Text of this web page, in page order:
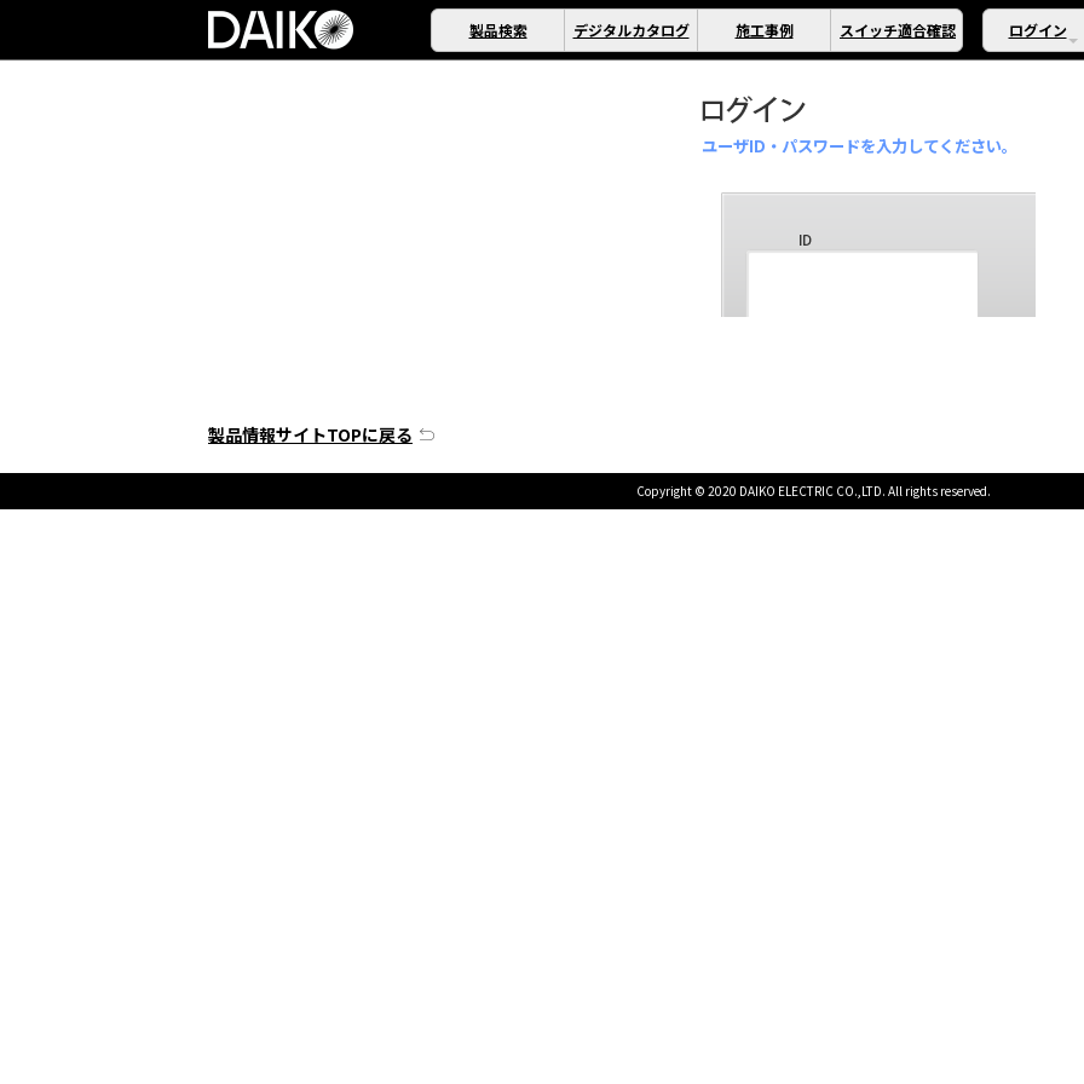
製品検索 デジタルカタログ 施工事例 スイッチ適合確認 ログイン
ユーザID・パスワードを入力してください。
製品情報サイトTOPに戻る
Copyright © 2020 DAIKO ELECTRIC CO.,LTD. All rights reserved.